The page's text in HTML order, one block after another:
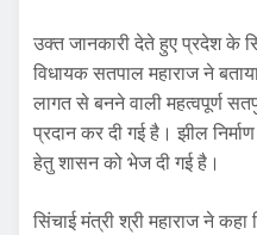
उक्त जानकारी देते हुए प्रदेश के
विधायक सतपाल महाराज ने
लागत से बनने वाली महत्वपूर्ण
प्रदान कर दी गई है। झील
हेतु शासन को भेज दी गई है।
सिंचाई मंत्री श्री महाराज ने